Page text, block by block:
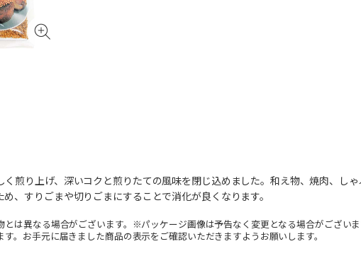
く煎り上げ、深いコクと煎りたての風味を閉じ込めました。和え物、焼肉、し
、すりごまや切りごまにすることで消化が良くなります。
は異なる場合がございます。※パッケージ画像は予告なく変更となる場合がござい
す。お手元に届きました商品の表示をご確認いただきますようお願いします。